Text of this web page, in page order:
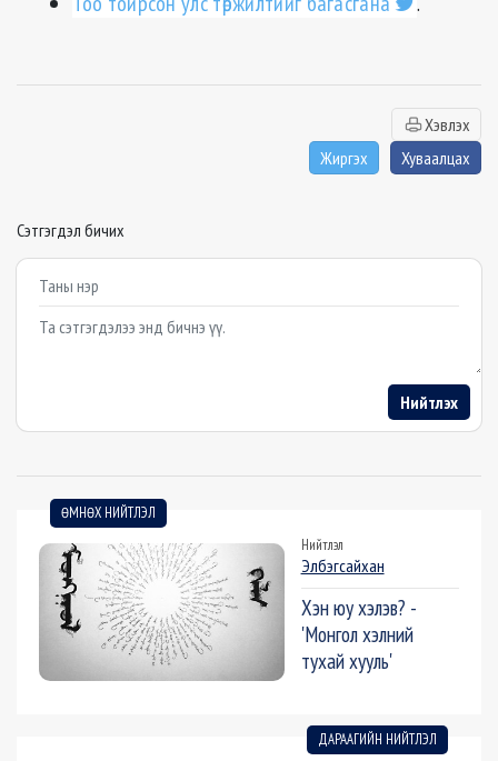
Хэвлэх
Жиргэх
Хуваалцах
Сэтгэгдэл бичих
Example textarea
Нийтлэх
ӨМНӨХ НИЙТЛЭЛ
Нийтлэл
Элбэгсайхан
Хэн юу хэлэв? -
'Монгол хэлний
тухай хууль'
ДАРААГИЙН НИЙТЛЭЛ